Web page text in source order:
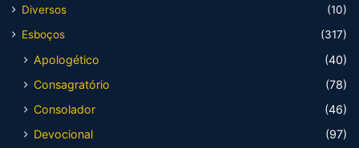
Diversos
(10)
Esboços
(317)
Apologético
(40)
Consagratório
(78)
Consolador
(46)
Devocional
(97)